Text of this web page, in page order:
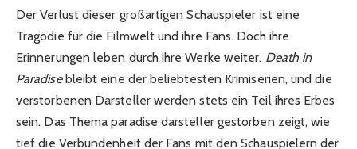
Der Verlust dieser großartigen Schauspieler ist eine
Tragödie für die Filmwelt und ihre Fans. Doch ihre
Erinnerungen leben durch ihre Werke weiter. Death in
Paradisebleibt eine der beliebtesten Krimiserien, und die
verstorbenen Darsteller werden stets ein Teil ihres Erbes
sein. Das Thema paradise darsteller gestorben zeigt, wie
tief die Verbundenheit der Fans mit den Schauspielern der